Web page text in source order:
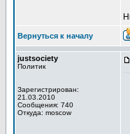
Вернуться к началу
justsociety
Политик
Зарегистрирован:
21.03.2010
Сообщения: 740
Откуда: moscow